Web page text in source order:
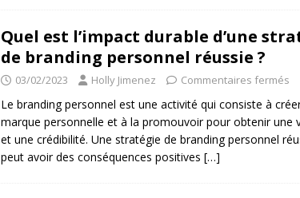
Quel est l’impact durable d’une
de branding personnel réussie ?
03/02/2023 Holly Jimenez Commentaires fermés
Le branding personnel est une activité qui consiste à
marque personnelle et à la promouvoir pour obtenir une
et une crédibilité. Une stratégie de branding personnel
peut avoir des conséquences positives […]